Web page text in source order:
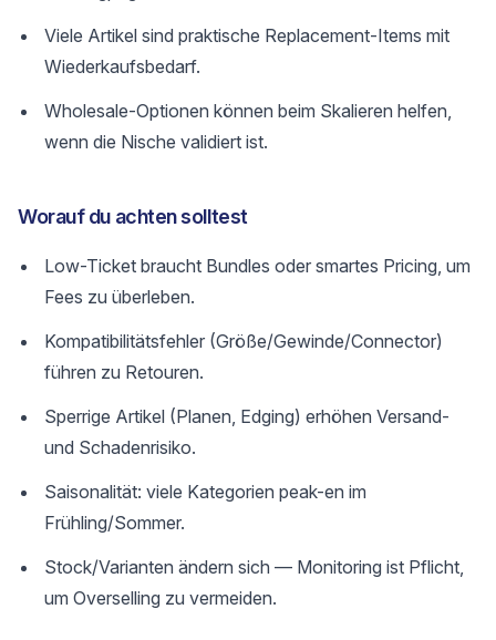
Viele Artikel sind praktische Replacement-Items mit
Wiederkaufsbedarf.
Wholesale-Optionen können beim Skalieren helfen,
wenn die Nische validiert ist.
Worauf du achten solltest
Low-Ticket braucht Bundles oder smartes Pricing, um
Fees zu überleben.
Kompatibilitätsfehler (Größe/Gewinde/Connector)
führen zu Retouren.
Sperrige Artikel (Planen, Edging) erhöhen Versand-
und Schadenrisiko.
Saisonalität: viele Kategorien peak-en im
Frühling/Sommer.
Stock/Varianten ändern sich — Monitoring ist Pflicht,
um Overselling zu vermeiden.